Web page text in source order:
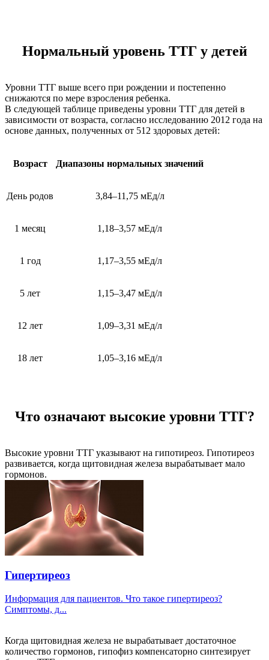
Нормальный уровень ТТГ у детей
Уровни ТТГ выше всего при рождении и постепенно
снижаются по мере взросления ребенка.
В следующей таблице приведены уровни ТТГ для детей в
зависимости от возраста, согласно исследованию 2012 года на
основе данных, полученных от 512 здоровых детей:
Возраст Диапазоны нормальных значений
День родов 3,84–11,75 мЕд/л
1 месяц 1,18–3,57 мЕд/л
1 год 1,17–3,55 мЕд/л
5 лет 1,15–3,47 мЕд/л
12 лет 1,09–3,31 мЕд/л
18 лет 1,05–3,16 мЕд/л
Что означают высокие уровни ТТГ?
Высокие уровни ТТГ указывают на гипотиреоз. Гипотиреоз
развивается, когда щитовидная железа вырабатывает мало
гормонов.
Гипертиреоз
Информация для пациентов. Что такое гипертиреоз?
Симптомы, д...
Когда щитовидная железа не вырабатывает достаточное
количество гормонов, гипофиз компенсаторно синтезирует